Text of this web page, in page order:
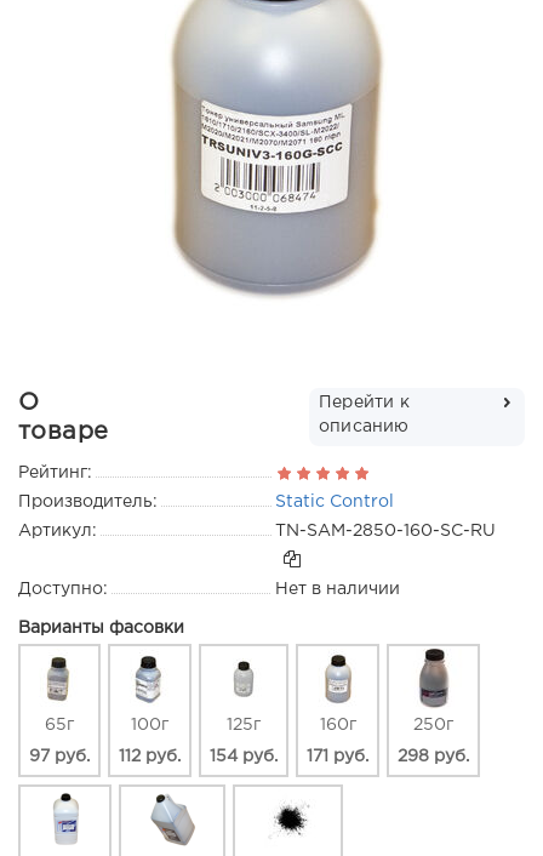
О
товаре
Перейти к
описанию
Рейтинг:
Производитель:
Static Control
Артикул:
TN-SAM-2850-160-SC-RU
Доступно: Нет в наличии
Варианты фасовки
65г
97 руб.
100г
112 руб.
125г
154 руб.
160г
171 руб.
250г
298 руб.